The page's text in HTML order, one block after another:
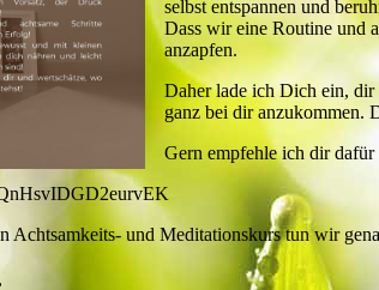
selbst entspannen und
Dass wir eine Routine und
anzapfen.
Daher lade ich Dich ein, dir
ganz bei dir anzukommen.
Gern empfehle ich dir
Achtsamkeits- und Meditationskurs tun wir